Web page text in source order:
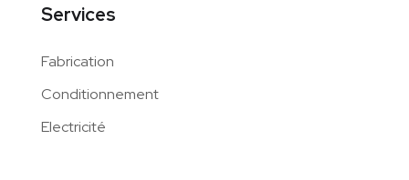
Services
Fabrication
Conditionnement
Electricité